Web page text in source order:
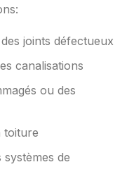
joints défectueux
canalisations
ou des
toiture
de